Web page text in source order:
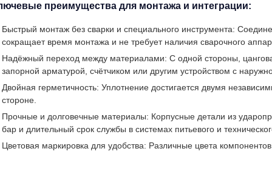
преимущества для монтажа и интеграции:
Быстрый монтаж без сварки и специального инструмента:
сокращает время монтажа и не требует наличия сварочного
Надёжный переход между материалами: С одной стороны,
запорной арматурой, счётчиком или другим устройством с
Двойная герметичность: Уплотнение достигается двумя
стороне.
Прочные и долговечные материалы: Корпусные детали из
бар и длительный срок службы в системах питьевого и
Цветовая маркировка для удобства: Различные цвета